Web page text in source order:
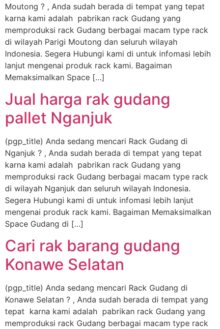
Moutong ? , Anda sudah berada di tempat yang tepat
karna kami adalah pabrikan rack Gudang yang
memproduksi rack Gudang berbagai macam type rack
di wilayah Parigi Moutong dan seluruh wilayah
Indonesia. Segera Hubungi kami di untuk infomasi lebih
lanjut mengenai produk rack kami. Bagaiman
Memaksimalkan Space […]
Jual harga rak gudang
pallet Nganjuk
(pgp_title) Anda sedang mencari Rack Gudang di
Nganjuk ? , Anda sudah berada di tempat yang tepat
karna kami adalah pabrikan rack Gudang yang
memproduksi rack Gudang berbagai macam type rack
di wilayah Nganjuk dan seluruh wilayah Indonesia.
Segera Hubungi kami di untuk infomasi lebih lanjut
mengenai produk rack kami. Bagaiman Memaksimalkan
Space Gudang di […]
Cari rak barang gudang
Konawe Selatan
(pgp_title) Anda sedang mencari Rack Gudang di
Konawe Selatan ? , Anda sudah berada di tempat yang
tepat karna kami adalah pabrikan rack Gudang yang
memproduksi rack Gudang berbagai macam type rack